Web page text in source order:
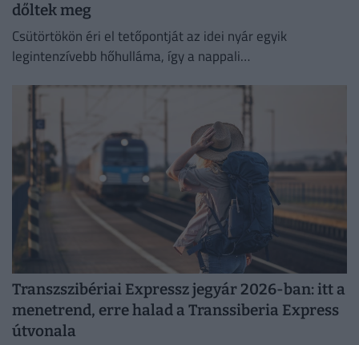
dőltek meg
Csütörtökön éri el tetőpontját az idei nyár egyik
legintenzívebb hőhulláma, így a nappali
Transzszibériai Expressz jegyár 2026-ban: itt a
menetrend, erre halad a Transsiberia Express
útvonala